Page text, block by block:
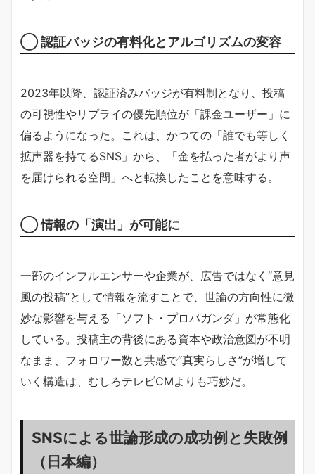
◯ 認証バッジの有料化とアルゴリズムの変容
2023年以降、認証済みバッジが有料制となり、投稿
の可視性やリプライの優先順位が「課金ユーザー」に
偏るようになった。これは、かつての「誰でも等しく
拡声器を持てるSNS」から、「金を払った者がより声
を届けられる空間」へと転換したことを意味する。
◯ 情報の「演出」が可能に
一部のインフルエンサーや企業が、広告ではなく“意見
風の投稿”として情報を流すことで、世論の方向性に微
妙な影響を与える「ソフト・プロパガンダ」が常態化
している。投稿主の背後にある資本や政治意図が不明
なまま、フォロワー数と共感で“真実らしさ”が増して
いく構造は、むしろテレビCMよりも巧妙だ。
SNSによる世論形成の成功例と失敗例
（日本編）